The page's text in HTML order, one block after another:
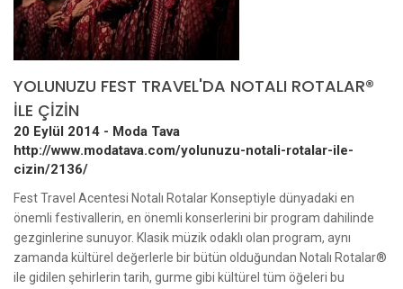
YOLUNUZU FEST TRAVEL'DA NOTALI ROTALAR®
İLE ÇİZİN
20 Eylül 2014 - Moda Tava
http://www.modatava.com/yolunuzu-notali-rotalar-ile-
cizin/2136/
Fest Travel Acentesi Notalı Rotalar Konseptiyle dünyadaki en
önemli festivallerin, en önemli konserlerini bir program dahilinde
gezginlerine sunuyor. Klasik müzik odaklı olan program, aynı
zamanda kültürel değerlerle bir bütün olduğundan Notalı Rotalar®
ile gidilen şehirlerin tarih, gurme gibi kültürel tüm öğeleri bu